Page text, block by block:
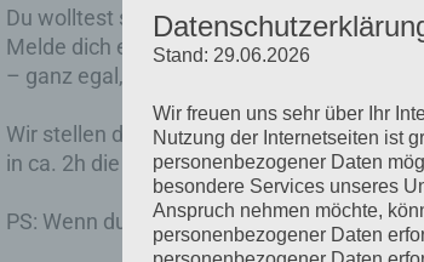
Du wolltest schon immer einmal selbst
Melde dich einfach über unser
– ganz egal, ob du Neueinsteiger bist oder
Wir stellen dir Vereinsbögen und Pfeile
in ca. 2h die Grundlagen des modernen
PS: Wenn du bereits einen eigenen
Stand: 29.06.2026
Wir freuen uns sehr über Ihr
Nutzung der Internetseiten ist
personenbezogener Daten
besondere Services unseres
Anspruch nehmen möchte,
personenbezogener Daten